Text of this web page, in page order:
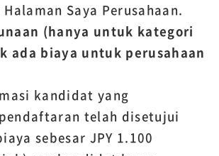
Saya Perusahaan.
(hanya untuk kategori
ada biaya untuk perusahaan
kandidat yang
telah disetujui
sebesar JPY 1.100